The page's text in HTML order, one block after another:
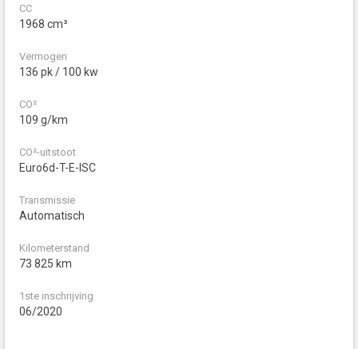
CC
1968 cm³
Vermogen
136 pk / 100 kw
CO²
109 g/km
CO²-uitstoot
Euro6d-T-E-ISC
Transmissie
Automatisch
Kilometerstand
73 825 km
1ste inschrijving
06/2020